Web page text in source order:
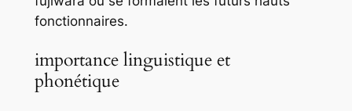
fonctionnaires.
importance linguistique et
phonétique